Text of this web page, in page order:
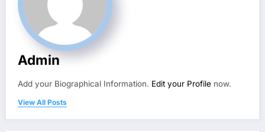
Admin
Add your Biographical Information. Edit your Profile now.
View All Posts